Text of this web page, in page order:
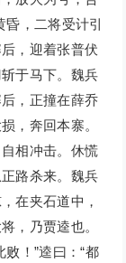
昏，二将受计引
，迎着张普伏
于马下。魏兵
，正撞在薛乔
，奔回本寨。
相冲击。休慌
路杀来。魏兵
在夹石道中，
，乃贾逵也。
！”逵曰：“都